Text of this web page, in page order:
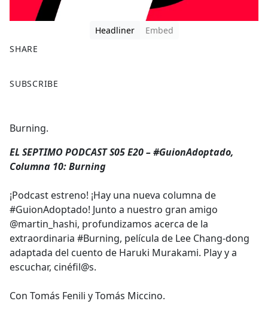
Headliner
Embed
SHARE
a
b
o
o
SUBSCRIBE
Burning.
EL SEPTIMO PODCAST S05 E20 – #GuionAdoptado,
Columna 10: Burning
¡Podcast estreno! ¡Hay una nueva columna de
#GuionAdoptado! Junto a nuestro gran amigo
@martin_hashi, profundizamos acerca de la
extraordinaria #Burning, película de Lee Chang-dong
adaptada del cuento de Haruki Murakami. Play y a
escuchar, cinéfil@s.
Con Tomás Fenili y Tomás Miccino.